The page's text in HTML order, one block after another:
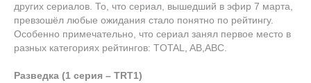
других сериалов. То, что сериал, вышедший в эфир 7 марта,
превзошёл любые ожидания стало понятно по рейтингу.
Особенно примечательно, что сериал занял первое место в
разных категориях рейтингов: TOTAL, AB,ABC.
Разведка (1 серия – TRT1)